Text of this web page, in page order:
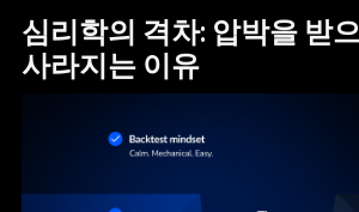
심리학의 격차: 압박을 받
사라지는 이유